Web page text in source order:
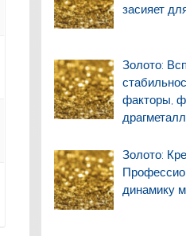
засияет
Золото:
факторы,
Золото:
динамику